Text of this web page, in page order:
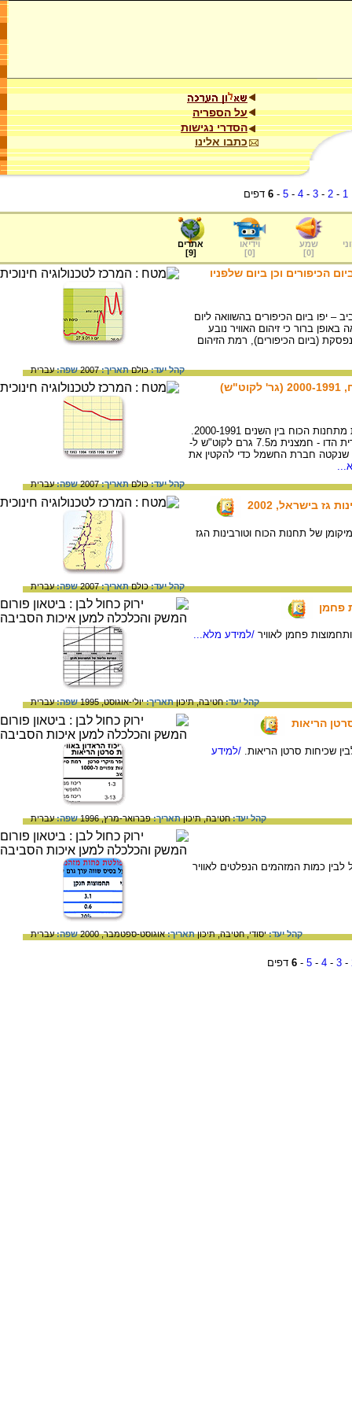
על הספריה
הסדרי נגישות
כתבו אלינו
1
-
2
-
3
-
4
-
5
-
6 דפים
שמע
[
0
]
וידיאו
[
0
]
אתרים
[
9
]
הכיפורים וכן ביום שלפניו
– יפו ביום הכיפורים בהשוואה ליום
בשנת 2001. הגרף מראה באופן ברור כי זיהום האוויר נובע
(ביום הכיפורים), רמת הזיהום
קהל יעד:כולםתאריך:2007 שפה:עברית
גרף המציג את פליטת הגופרית הדו - חמצנית מתחנות הכוח בין השנים 2000-1991.
אפשר לראות שבשנים אלו ירדה פליטת הגופרית הדו - חמצנית מ7.5 גרם לקוט"ש ל-
שנקטה חברת החשמל כדי להקטין את
קהל יעד:כולםתאריך:2007 שפה:עברית
של תחנות הכוח וטורבינות הגז
קהל יעד:כולםתאריך:2007 שפה:עברית
פחמן
פחמן לאוויר /למידע מלא...
קהל יעד:חטיבה,תיכוןתאריך:יולי-אוגוסט, 1995 שפה:עברית
הריאות
שכיחות סרטן הריאות. /למידע
קהל יעד:חטיבה,תיכוןתאריך:פברואר-מרץ, 1996 שפה:עברית
כמות המזהמים הנפלטים לאוויר
קהל יעד:יסודי,חטיבה,תיכוןתאריך:אוגוסט-ספטמבר, 2000 שפה:עברית
-
3
-
4
-
5
-
6 דפים